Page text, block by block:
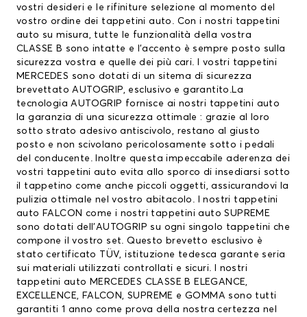
vostri desideri e le rifiniture selezione al momento del
vostro ordine dei tappetini auto. Con i nostri tappetini
auto su misura, tutte le funzionalità della vostra
CLASSE B sono intatte e l’accento è sempre posto sulla
sicurezza vostra e quelle dei più cari. I vostri tappetini
MERCEDES sono dotati di un sitema di sicurezza
brevettato AUTOGRIP, esclusivo e garantito.La
tecnologia AUTOGRIP fornisce ai nostri tappetini auto
la garanzia di una sicurezza ottimale : grazie al loro
sotto strato adesivo antiscivolo, restano al giusto
posto e non scivolano pericolosamente sotto i pedali
del conducente. Inoltre questa impeccabile aderenza dei
vostri tappetini auto evita allo sporco di insediarsi sotto
il tappetino come anche piccoli oggetti, assicurandovi la
pulizia ottimale nel vostro abitacolo. I nostri tappetini
auto FALCON come i nostri tappetini auto SUPREME
sono dotati dell’AUTOGRIP su ogni singolo tappetini che
compone il vostro set. Questo brevetto esclusivo è
stato certificato TÜV, istituzione tedesca garante seria
sui materiali utilizzati controllati e sicuri. I nostri
tappetini auto MERCEDES CLASSE B ELEGANCE,
EXCELLENCE, FALCON, SUPREME e GOMMA sono tutti
garantiti 1 anno come prova della nostra certezza nel